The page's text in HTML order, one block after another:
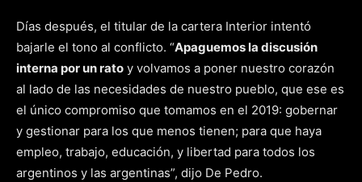
Días después, el titular de la cartera Interior intentó
bajarle el tono al conflicto. “Apaguemos la discusión
interna por un rato y volvamos a poner nuestro corazón
al lado de las necesidades de nuestro pueblo, que ese es
el único compromiso que tomamos en el 2019: gobernar
y gestionar para los que menos tienen; para que haya
empleo, trabajo, educación, y libertad para todos los
argentinos y las argentinas”, dijo De Pedro.